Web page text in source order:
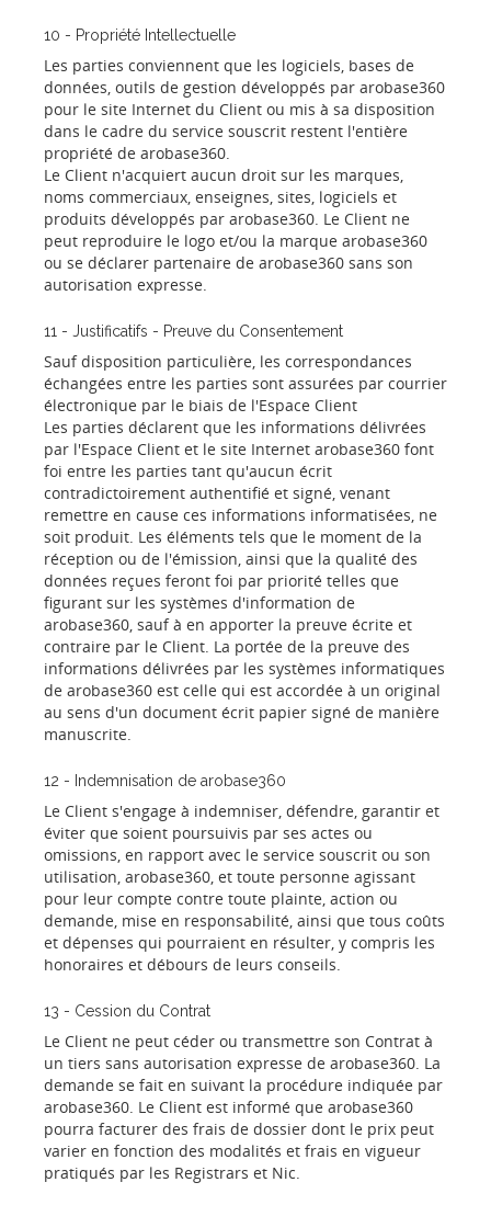
10 - Propriété Intellectuelle
Les parties conviennent que les logiciels, bases de
données, outils de gestion développés par arobase360
pour le site Internet du Client ou mis à sa disposition
dans le cadre du service souscrit restent l'entière
propriété de arobase360.
Le Client n'acquiert aucun droit sur les marques,
noms commerciaux, enseignes, sites, logiciels et
produits développés par arobase360. Le Client ne
peut reproduire le logo et/ou la marque arobase360
ou se déclarer partenaire de arobase360 sans son
autorisation expresse.
11 - Justificatifs - Preuve du Consentement
Sauf disposition particulière, les correspondances
échangées entre les parties sont assurées par courrier
électronique par le biais de l'Espace Client
Les parties déclarent que les informations délivrées
par l'Espace Client et le site Internet arobase360 font
foi entre les parties tant qu'aucun écrit
contradictoirement authentifié et signé, venant
remettre en cause ces informations informatisées, ne
soit produit. Les éléments tels que le moment de la
réception ou de l'émission, ainsi que la qualité des
données reçues feront foi par priorité telles que
figurant sur les systèmes d'information de
arobase360, sauf à en apporter la preuve écrite et
contraire par le Client. La portée de la preuve des
informations délivrées par les systèmes informatiques
de arobase360 est celle qui est accordée à un original
au sens d'un document écrit papier signé de manière
manuscrite.
12 - Indemnisation de arobase360
Le Client s'engage à indemniser, défendre, garantir et
éviter que soient poursuivis par ses actes ou
omissions, en rapport avec le service souscrit ou son
utilisation, arobase360, et toute personne agissant
pour leur compte contre toute plainte, action ou
demande, mise en responsabilité, ainsi que tous coûts
et dépenses qui pourraient en résulter, y compris les
honoraires et débours de leurs conseils.
13 - Cession du Contrat
Le Client ne peut céder ou transmettre son Contrat à
un tiers sans autorisation expresse de arobase360. La
demande se fait en suivant la procédure indiquée par
arobase360. Le Client est informé que arobase360
pourra facturer des frais de dossier dont le prix peut
varier en fonction des modalités et frais en vigueur
pratiqués par les Registrars et Nic.